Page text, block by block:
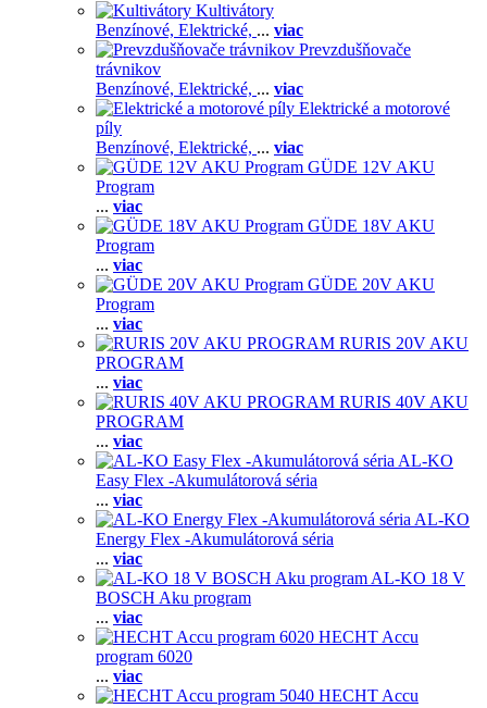
Kultivátory
Benzínové, Elektrické, ... viac
Prevzdušňovače
trávnikov
Benzínové, Elektrické, ... viac
Elektrické a motorové
píly
Benzínové, Elektrické, ... viac
GÜDE 12V AKU
Program
... viac
GÜDE 18V AKU
Program
... viac
GÜDE 20V AKU
Program
... viac
RURIS 20V AKU
PROGRAM
... viac
RURIS 40V AKU
PROGRAM
... viac
AL-KO
Easy Flex -Akumulátorová séria
... viac
AL-KO
Energy Flex -Akumulátorová séria
... viac
AL-KO 18 V
BOSCH Aku program
... viac
HECHT Accu
program 6020
... viac
HECHT Accu